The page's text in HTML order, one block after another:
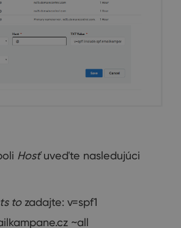
Hosťuveďte nasledujúci
tozadajte: v=spf1
~all